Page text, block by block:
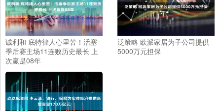
诚利和 底特律人心里苦！活塞
季后赛主场11连败历史最长 上
次赢是08年
泛策略 欧派家居为子公司提供
5000万元担保